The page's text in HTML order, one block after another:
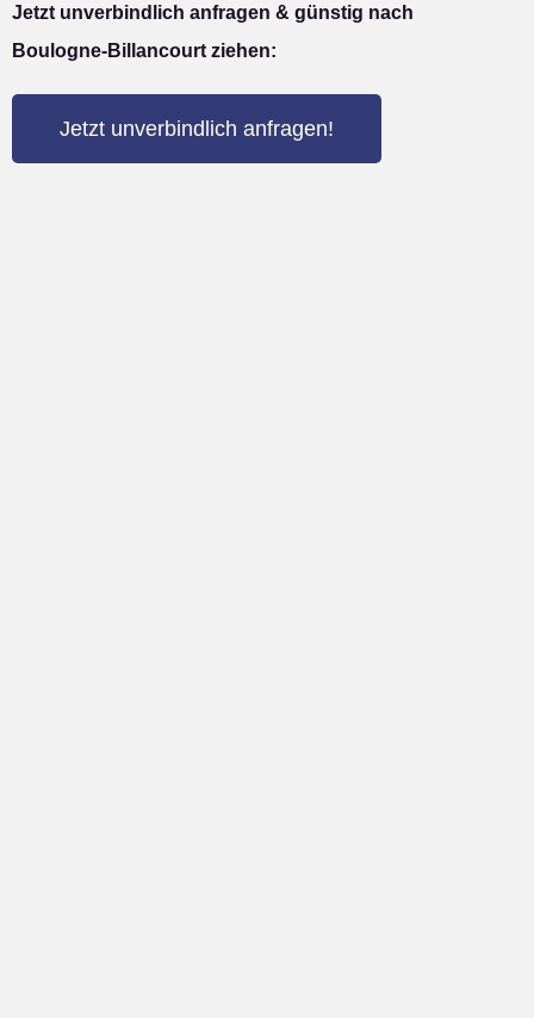
Jetzt unverbindlich anfragen & günstig nach
Boulogne-Billancourt ziehen:
Jetzt unverbindlich anfragen!